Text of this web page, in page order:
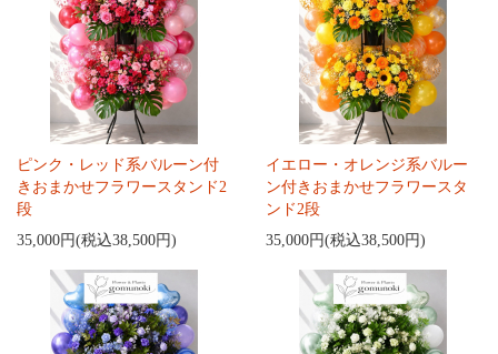
ピンク・レッド系バルーン付
きおまかせフラワースタンド2
段
35,000円(税込38,500円)
イエロー・オレンジ系バルー
ン付きおまかせフラワースタ
ンド2段
35,000円(税込38,500円)